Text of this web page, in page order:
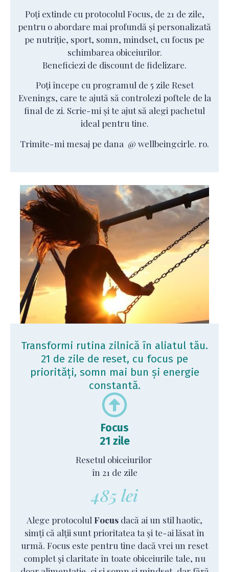
Poți extinde cu protocolul Focus, de 21 de zile,
pentru o abordare mai profundă și personalizată
pe nutriție, sport, somn, mindset, cu focus pe
schimbarea obiceiurilor.
Beneficiezi de discount de fidelizare.
Poți începe cu programul de 5 zile Reset
Evenings, care te ajută să controlezi poftele de la
final de zi. Scrie-mi și te ajut să alegi pachetul
ideal pentru tine.
Trimite-mi mesaj pe dana @ wellbeingcirle. ro.
Transformi rutina zilnică în aliatul tău.
21 de zile de reset, cu focus pe
priorități, somn mai bun și energie
constantă.
Focus
21 zile
Resetul obiceiurilor
în 21 de zile
485 lei
Alege protocolul Focus dacă ai un stil haotic,
simți că alții sunt prioritatea ta și te-ai lăsat în
urmă. Focus este pentru tine dacă vrei un reset
complet și claritate în toate obiceiurile tale, nu